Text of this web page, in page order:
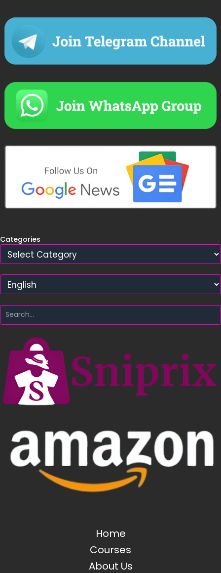
Categories
Home
Courses
About Us